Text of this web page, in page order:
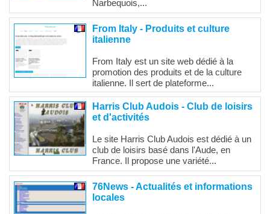
Narbequois,...
From Italy - Produits et culture
italienne
From Italy est un site web dédié à la
promotion des produits et de la culture
italienne. Il sert de plateforme...
Harris Club Audois - Club de loisirs
et d'activités
Le site Harris Club Audois est dédié à un
club de loisirs basé dans l'Aude, en
France. Il propose une variété...
76News - Actualités et informations
locales